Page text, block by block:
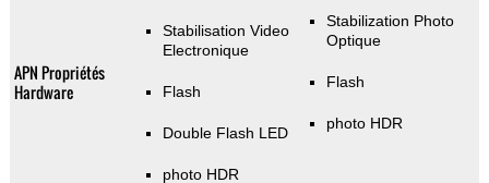
APN Propriétés
Hardware
Stabilisation Video
Electronique
Flash
Double Flash LED
photo HDR
Stabilization Photo
Optique
Flash
photo HDR